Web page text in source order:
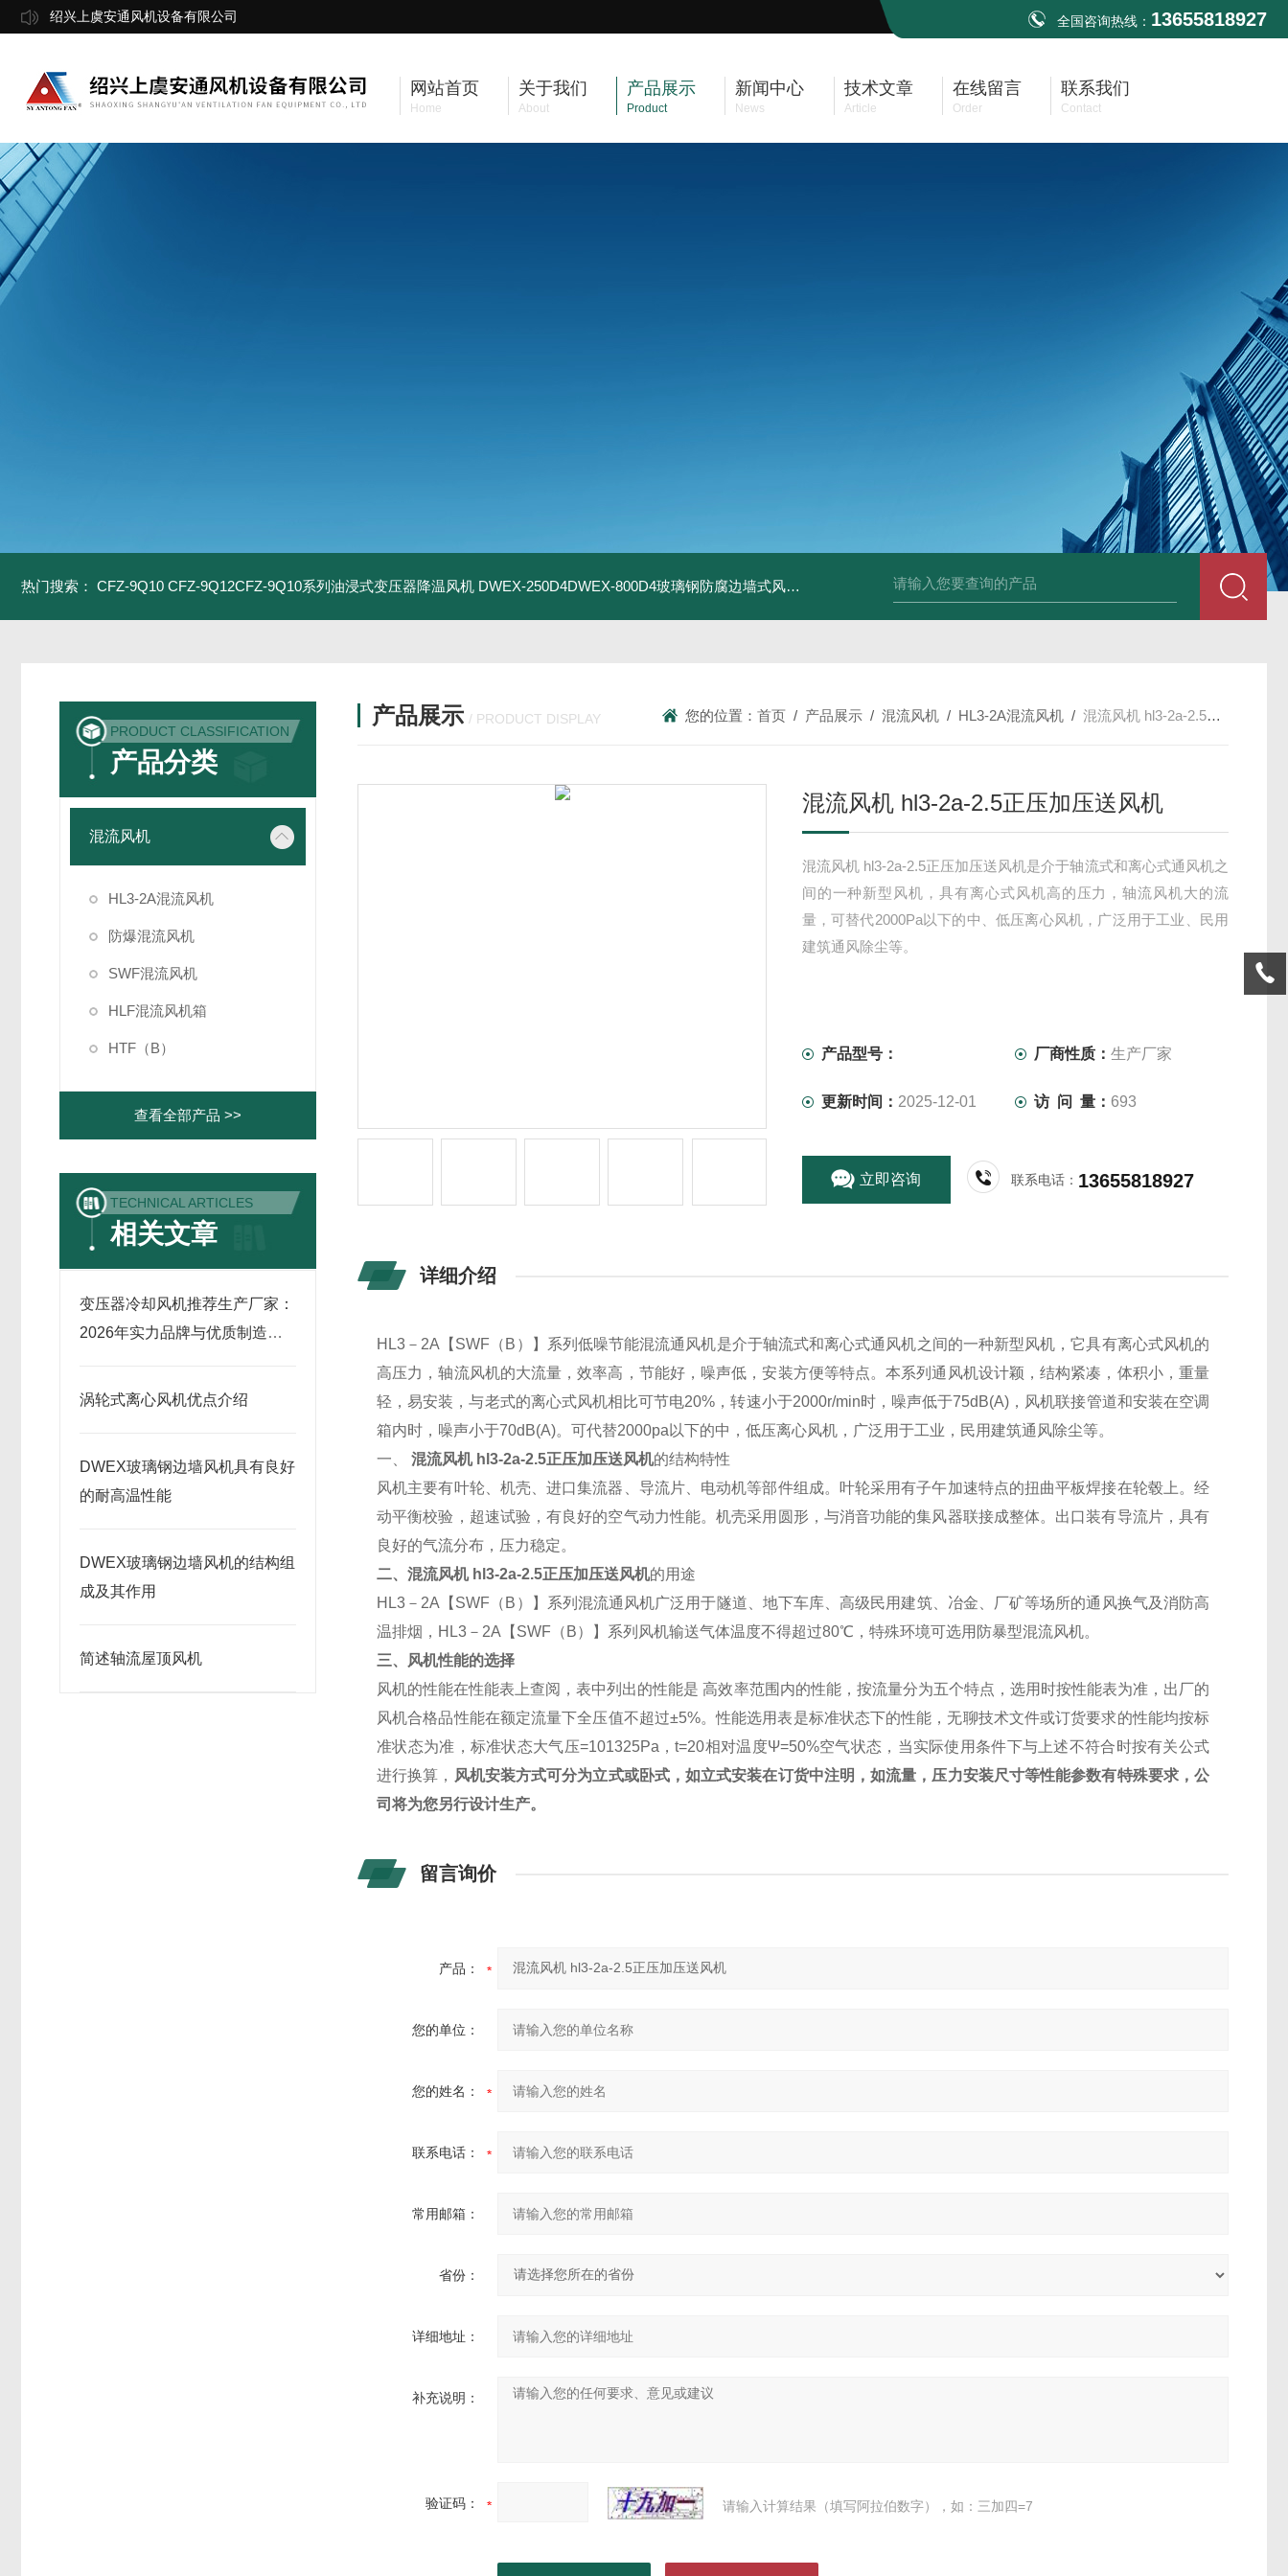
绍兴上虞安通风机设备有限公司 全国咨询热线： 13655818927
网站首页
Home
关于我们
About
产品展示
Product
新闻中心
News
技术文章
Article
在线留言
Order
联系我们
Contact
热门搜索： CFZ-9Q10 CFZ-9Q12CFZ-9Q10系列油浸式变压器降温风机 DWEX-250D4DWEX-800D4玻璃钢防腐边墙式风机 BDWEX-250EXDWEX-500D4边墙风机大风量低噪排风机 CFZ-9Q10 CFZ-
PRODUCT CLASSIFICATION
产品分类
混流风机
HL3-2A混流风机
防爆混流风机
SWF混流风机
HLF混流风机箱
HTF（B）
查看全部产品 >>
TECHNICAL ARTICLES
相关文章
变压器冷却风机推荐生产厂家：
2026年实力品牌与优质制造商
涡轮式离心风机优点介绍
DWEX玻璃钢边墙风机具有良好
的耐高温性能
DWEX玻璃钢边墙风机的结构组
成及其作用
简述轴流屋顶风机
产品展示 / PRODUCT DISPLAY 您的位置：首页 / 产品展示 /混流风机 / HL3-2A混流风机 /混流风机 hl3-2a-2.5正压加压送风机
混流风机 hl3-2a-2.5正压加压送风机
混流风机 hl3-2a-2.5正压加压送风机是介于轴流式和离心式通风机之
间的一种新型风机，具有离心式风机高的压力，轴流风机大的流
量，可替代2000Pa以下的中、低压离心风机，广泛用于工业、民用
建筑通风除尘等。
产品型号： 厂商性质：生产厂家
更新时间： 2025-12-01 访 问 量： 693
立即咨询 联系电话： 13655818927
详细介绍
HL3－2A【SWF（B）】系列低噪节能混流通风机是介于轴流式和离心式通风机之间的一种新型风机，它具有离心式风机的
高压力，轴流风机的大流量，效率高，节能好，噪声低，安装方便等特点。本系列通风机设计颖，结构紧凑，体积小，重量
轻，易安装，与老式的离心式风机相比可节电20%，转速小于2000r/min时，噪声低于75dB(A)，风机联接管道和安装在空调
箱内时，噪声小于70dB(A)。可代替2000pa以下的中，低压离心风机，广泛用于工业，民用建筑通风除尘等。
一、混流风机 hl3-2a-2.5正压加压送风机的结构特性
风机主要有叶轮、机壳、进口集流器、导流片、电动机等部件组成。叶轮采用有子午加速特点的扭曲平板焊接在轮毂上。经
动平衡校验，超速试验，有良好的空气动力性能。机壳采用圆形，与消音功能的集风器联接成整体。出口装有导流片，具有
良好的气流分布，压力稳定。
二、混流风机 hl3-2a-2.5正压加压送风机的用途
HL3－2A【SWF（B）】系列混流通风机广泛用于隧道、地下车库、高级民用建筑、冶金、厂矿等场所的通风换气及消防高
温排烟，HL3－2A【SWF（B）】系列风机输送气体温度不得超过80℃，特殊环境可选用防暴型混流风机。
三、风机性能的选择
风机的性能在性能表上查阅，表中列出的性能是 高效率范围内的性能，按流量分为五个特点，选用时按性能表为准，出厂的
风机合格品性能在额定流量下全压值不超过±5%。性能选用表是标准状态下的性能，无聊技术文件或订货要求的性能均按标
准状态为准，标准状态大气压=101325Pa，t=20相对温度Ψ=50%空气状态，当实际使用条件下与上述不符合时按有关公式
进行换算， 风机安装方式可分为立式或卧式，如立式安装在订货中注明，如流量，压力安装尺寸等性能参数有特殊要求，公
司将为您另行设计生产。
留言询价
产品：
您的单位：
您的姓名：
联系电话：
常用邮箱：
省份：
详细地址：
补充说明：
验证码： 请输入计算结果（填写阿拉伯数字），如：三加四=7